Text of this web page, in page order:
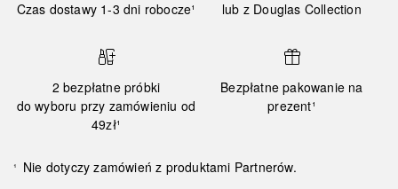
Czas dostawy 1-3 dni robocze¹
lub z Douglas Collection
2 bezpłatne próbki
do wyboru przy zamówieniu od
49zł¹
Bezpłatne pakowanie na
prezent¹
¹ Nie dotyczy zamówień z produktami Partnerów.